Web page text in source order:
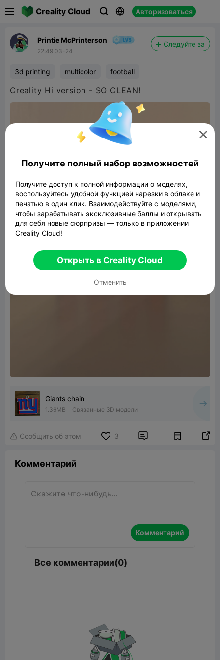
Creality Cloud   Авторизоваться
Printie McPrinterson
22:49 03-24
Следуйте за
3d printing multicolor football
Creality Hi version - SO CLEAN!
Giants chain
1.36MB Связанные 3D модели
 Сообщить об этом 3  
Комментарий
Комментарий
Все комментарии(0)

Получите полный набор возможностей
Получите доступ к полной информации о моделях,
воспользуйтесь удобной функцией нарезки в облаке и
печатью в один клик. Взаимодействуйте с моделями,
чтобы зарабатывать эксклюзивные баллы и открывать
для себя новые сюрпризы — только в приложении
Creality Cloud!
Открыть в Creality Cloud
Отменить